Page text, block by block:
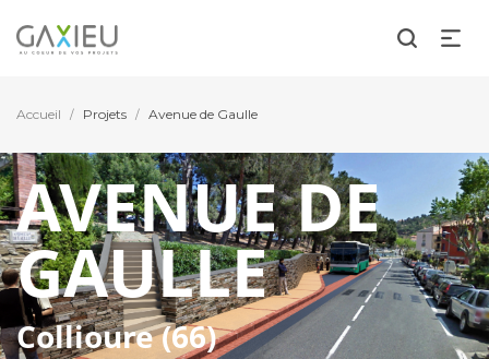
Accueil / Projets / Avenue de Gaulle
AVENUE DE
GAULLE
Collioure (66)